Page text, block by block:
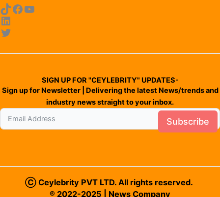
SIGN UP FOR "CEYLEBRITY" UPDATES-
Sign up for Newsletter | Delivering the latest News/trends and
industry news straight to your inbox.
Subscribe
Ⓒ Ceylebrity PVT LTD. All rights reserved.
® 2022-2025 | News Company